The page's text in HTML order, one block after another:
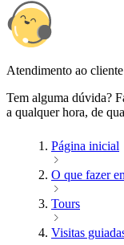
Atendimento ao
Tem alguma dúvida?
a qualquer hora, de
Página inicial
O que fazer
Tours
Visitas